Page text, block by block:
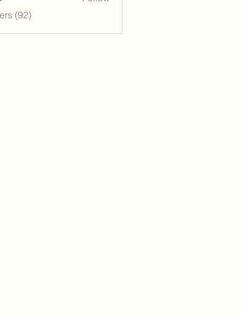
(92)